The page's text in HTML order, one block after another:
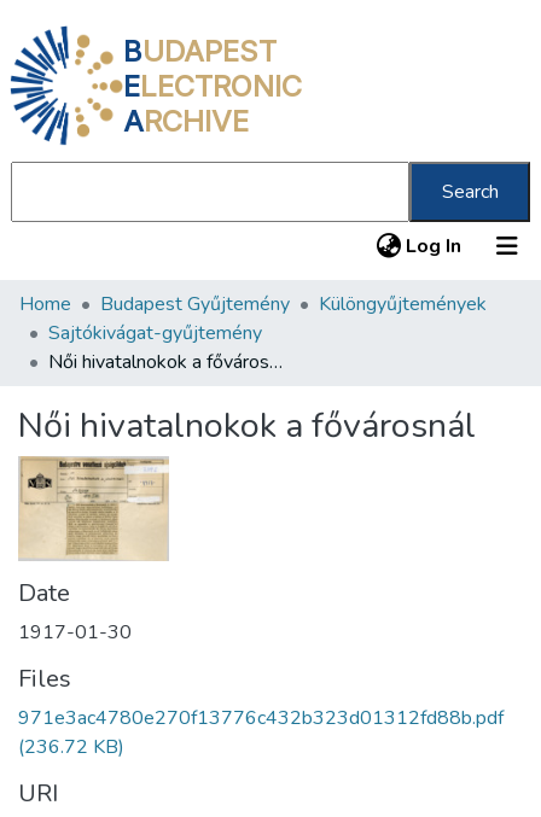
BUDAPEST
ELECTRONIC
ARCHIVE
Search
Log In (current)
Communities & Collections
All of DSpace
About us
Home Budapest Gyűjtemény
Különgyűjtemények
Sajtókivágat-gyűjtemény
Női hivatalnokok a fővárosnál
Női hivatalnokok a fővárosnál
Date
1917-01-30
Files
971e3ac4780e270f13776c432b323d01312fd88b.pdf
(236.72 KB)
URI